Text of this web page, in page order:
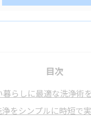
目次
暮らしに最適な洗浄術
浄をシンプルに時短で